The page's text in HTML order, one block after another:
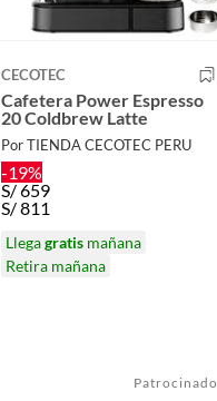
CECOTEC
Cafetera Power Espresso
20 Coldbrew Latte
Por TIENDA CECOTEC PERU
-19%
S/659
S/811
Llegagratis mañana
Retira mañana
Patrocinado